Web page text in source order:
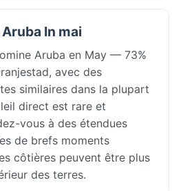
In mai
Aruba en May — 73%
avec des
similaires dans la plupart
direct est rare et
vous à des étendues
de brefs moments
côtières peuvent être plus
des terres.